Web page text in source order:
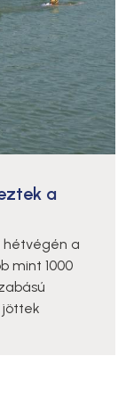
a
hétvégén a
mint 1000
jöttek